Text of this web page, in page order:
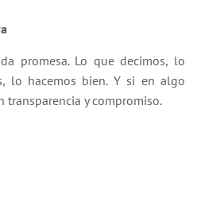
promesa. Lo que decimos, lo
lo hacemos bien. Y si en algo
y compromiso.